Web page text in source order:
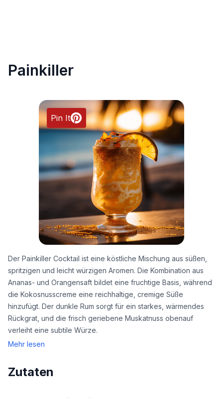
Painkiller
Pin It
Der Painkiller Cocktail ist eine köstliche Mischung aus süßen,
spritzigen und leicht würzigen Aromen. Die Kombination aus
Ananas- und Orangensaft bildet eine fruchtige Basis, während
die Kokosnusscreme eine reichhaltige, cremige Süße
hinzufügt. Der dunkle Rum sorgt für ein starkes, wärmendes
Rückgrat, und die frisch geriebene Muskatnuss obenauf
verleiht eine subtile Würze.
Mehr lesen
Zutaten